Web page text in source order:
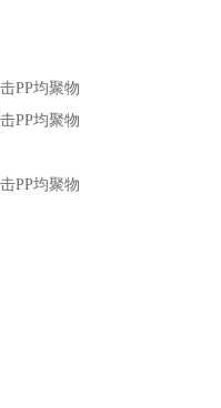
PP均聚物
PP均聚物
PP均聚物